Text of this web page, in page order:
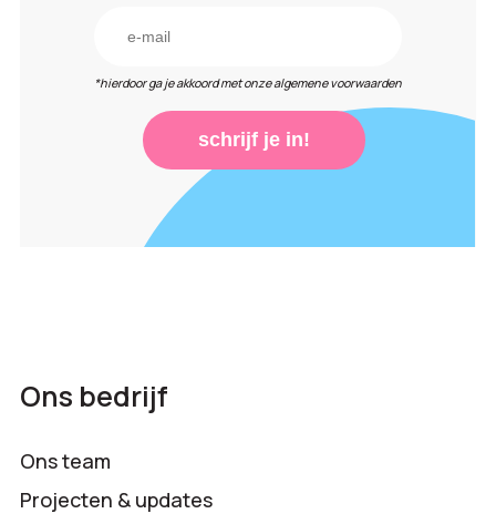
*hierdoor ga je akkoord met onze algemene voorwaarden
schrijf je in!
Ons bedrijf
Ons team
Projecten & updates